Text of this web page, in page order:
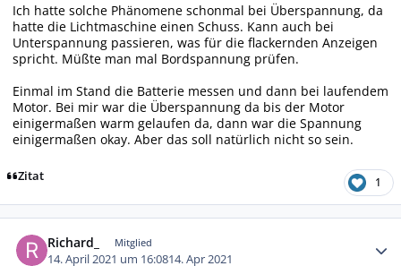
Ich hatte solche Phänomene schonmal bei Überspannung, da
hatte die Lichtmaschine einen Schuss. Kann auch bei
Unterspannung passieren, was für die flackernden Anzeigen
spricht. Müßte man mal Bordspannung prüfen.
Einmal im Stand die Batterie messen und dann bei laufendem
Motor. Bei mir war die Überspannung da bis der Motor
einigermaßen warm gelaufen da, dann war die Spannung
einigermaßen okay. Aber das soll natürlich nicht so sein.
Zitat 1
Richard_ Mitglied
14. April 2021 um 16:0814. Apr 2021